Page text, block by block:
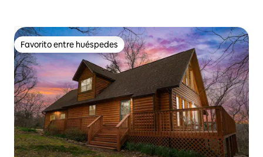
Favorito entre huéspedes
Favorito entre huéspedes